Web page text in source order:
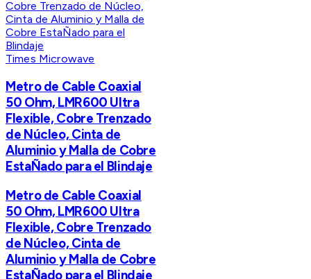
Times Microwave
Metro de Cable Coaxial
50 Ohm, LMR600 Ultra
Flexible, Cobre Trenzado
de Núcleo, Cinta de
Aluminio y Malla de Cobre
EstaÑado para el Blindaje
Metro de Cable Coaxial
50 Ohm, LMR600 Ultra
Flexible, Cobre Trenzado
de Núcleo, Cinta de
Aluminio y Malla de Cobre
EstaÑado para el Blindaje